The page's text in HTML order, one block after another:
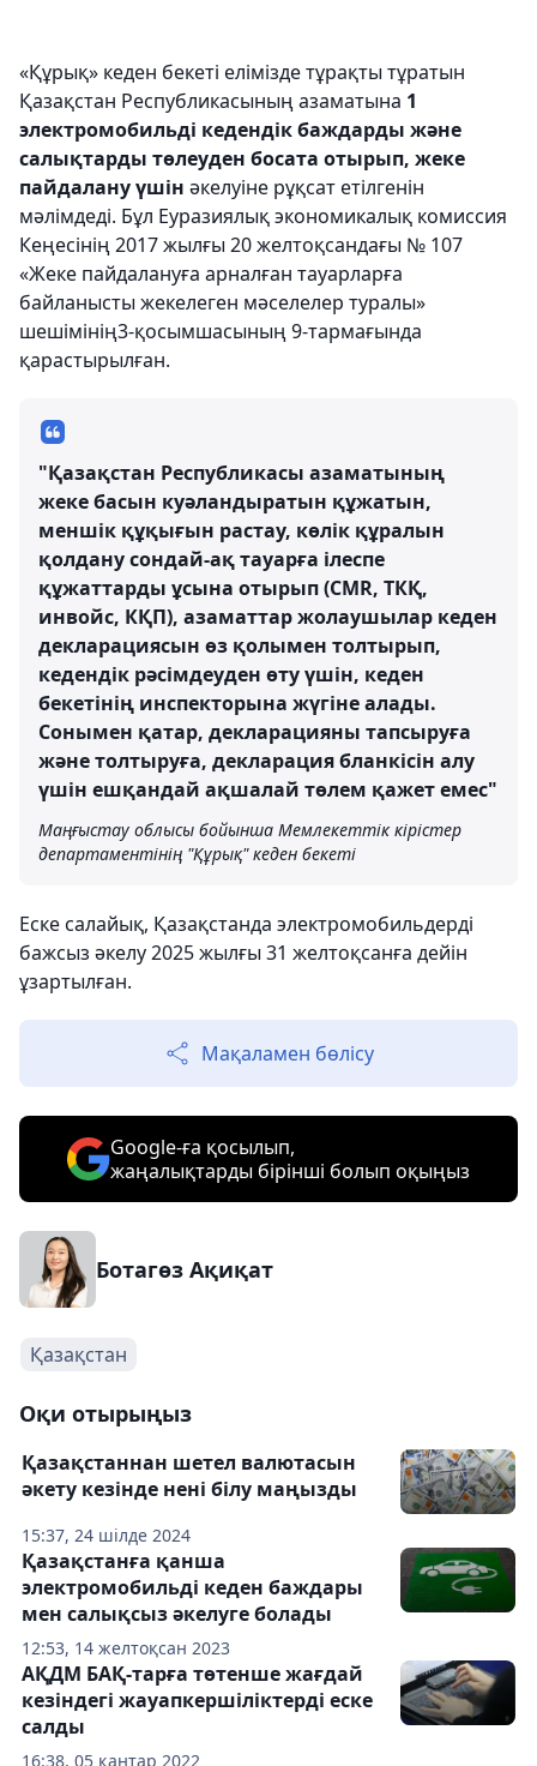
«Құрық» кеден бекеті елімізде тұрақты тұратын
Қазақстан Республикасының азаматына 1
электромобильді кедендік баждарды және
салықтарды төлеуден босата отырып, жеке
пайдалану үшін әкелуіне рұқсат етілгенін
мәлімдеді. Бұл Еуразиялық экономикалық комиссия
Кеңесінің 2017 жылғы 20 желтоқсандағы № 107
«Жеке пайдалануға арналған тауарларға
байланысты жекелеген мәселелер туралы»
шешімінің3-қосымшасының 9-тармағында
қарастырылған.
"Қазақстан Республикасы азаматының
жеке басын куәландыратын құжатын,
меншік құқығын растау, көлік құралын
қолдану сондай-ақ тауарға ілеспе
құжаттарды ұсына отырып (CMR, ТКҚ,
инвойс, КҚП), азаматтар жолаушылар кеден
декларациясын өз қолымен толтырып,
кедендік рәсімдеуден өту үшін, кеден
бекетінің инспекторына жүгіне алады.
Сонымен қатар, декларацияны тапсыруға
және толтыруға, декларация бланкісін алу
үшін ешқандай ақшалай төлем қажет емес"
Маңғыстау облысы бойынша Мемлекеттік кірістер
департаментінің "Құрық" кеден бекеті
Еске салайық, Қазақстанда электромобильдерді
бажсыз әкелу 2025 жылғы 31 желтоқсанға дейін
ұзартылған.
Мақаламен бөлісу
Google-ға қосылып,
жаңалықтарды бірінші болып оқыңыз
Ботагөз Ақиқат
Қазақстан
Оқи отырыңыз
15:37, 24 шілде 2024
Қазақстаннан шетел валютасын
әкету кезінде нені білу маңызды
12:53, 14 желтоқсан 2023
Қазақстанға қанша
электромобильді кеден баждары
мен салықсыз әкелуге болады
16:38, 05 қаңтар 2022
АҚДМ БАҚ-тарға төтенше жағдай
кезіндегі жауапкершіліктерді еске
салды